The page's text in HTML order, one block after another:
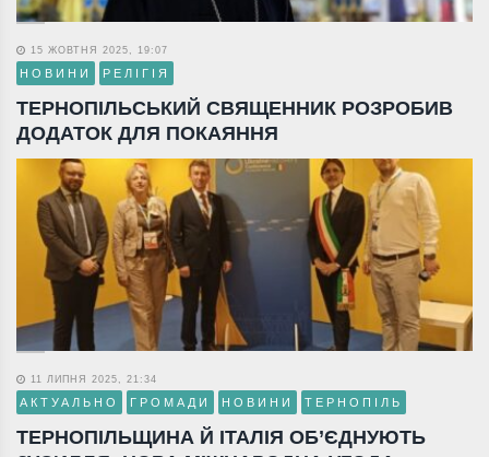
15 ЖОВТНЯ 2025, 19:07
НОВИНИ РЕЛІГІЯ
ТЕРНОПІЛЬСЬКИЙ СВЯЩЕННИК РОЗРОБИВ
ДОДАТОК ДЛЯ ПОКАЯННЯ
11 ЛИПНЯ 2025, 21:34
АКТУАЛЬНО ГРОМАДИ НОВИНИ ТЕРНОПІЛЬ
ТЕРНОПІЛЬЩИНА Й ІТАЛІЯ ОБ’ЄДНУЮТЬ